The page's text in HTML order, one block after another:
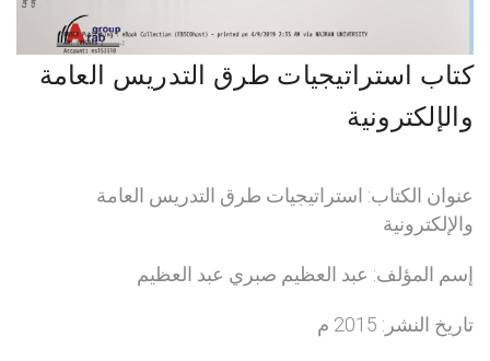
كتاب استراتيجيات طرق التدريس العامة
والإلكترونية
عنوان الكتاب: استراتيجيات طرق التدريس العامة
والإلكترونية
إسم المؤلف: عبد العظيم صبري عبد العظيم
تاريخ النشر: 2015 م